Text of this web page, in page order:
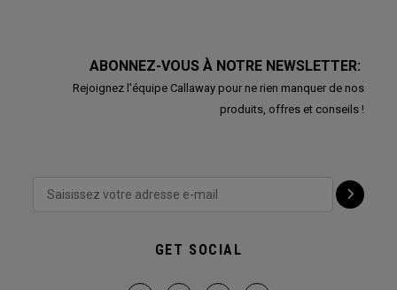
ABONNEZ-VOUS À NOTRE NEWSLETTER:
Rejoignez l'équipe Callaway pour ne rien manquer de nos
produits, offres et conseils !
GET SOCIAL